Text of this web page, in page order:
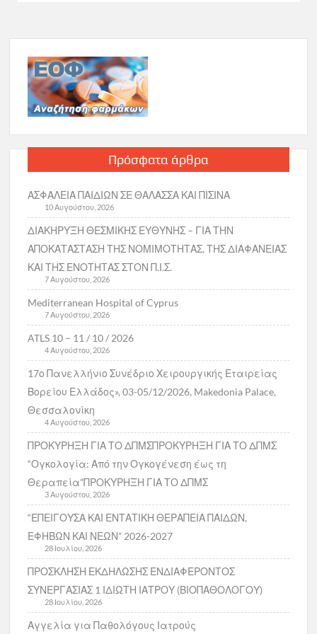
Πρόσφατα άρθρα
ΑΣΦΑΛΕΙΑ ΠΑΙΔΙΩΝ ΣΕ ΘΑΛΑΣΣΑ ΚΑΙ ΠΙΣΙΝΑ
10 Αυγούστου, 2026
ΔΙΑΚΗΡΥΞΗ ΘΕΣΜΙΚΗΣ ΕΥΘΥΝΗΣ – ΓΙΑ ΤΗΝ
ΑΠΟΚΑΤΑΣΤΑΣΗ ΤΗΣ ΝΟΜΙΜΟΤΗΤΑΣ, ΤΗΣ ΔΙΑΦΑΝΕΙΑΣ
ΚΑΙ ΤΗΣ ΕΝΟΤΗΤΑΣ ΣΤΟΝ Π.Ι.Σ.
7 Αυγούστου, 2026
Mediterranean Hospital of Cyprus
7 Αυγούστου, 2026
ATLS 10 – 11 / 10 / 2026
4 Αυγούστου, 2026
17ο Πανελλήνιο Συνέδριο Χειρουργικής Εταιρείας
Βορείου Ελλάδος», 03-05/12/2026, Makedonia Palace,
Θεσσαλονίκη
4 Αυγούστου, 2026
ΠΡΟΚΥΡΗΞΗ ΓΙΑ ΤΟ ΔΠΜΣΠΡΟΚΥΡΗΞΗ ΓΙΑ ΤΟ ΔΠΜΣ
“Ογκολογία: Από την Ογκογένεση έως τη
Θεραπεία”ΠΡΟΚΥΡΗΞΗ ΓΙΑ ΤΟ ΔΠΜΣ
3 Αυγούστου, 2026
“ΕΠΕΙΓΟΥΣΑ ΚΑΙ ΕΝΤΑΤΙΚΗ ΘΕΡΑΠΕΙΑ ΠΑΙΔΩΝ,
ΕΦΗΒΩΝ ΚΑΙ ΝΕΩΝ” 2026-2027
28 Ιουλίου, 2026
ΠΡΟΣΚΛΗΣΗ ΕΚΔΗΛΩΣΗΣ ΕΝΔΙΑΦΕΡΟΝΤΟΣ
ΣΥΝΕΡΓΑΣΙΑΣ 1 ΙΔΙΩΤΗ ΙΑΤΡΟΥ (ΒΙΟΠΑΘΟΛΟΓΟΥ)
28 Ιουλίου, 2026
Αγγελία για Παθολόγους Ιατρούς